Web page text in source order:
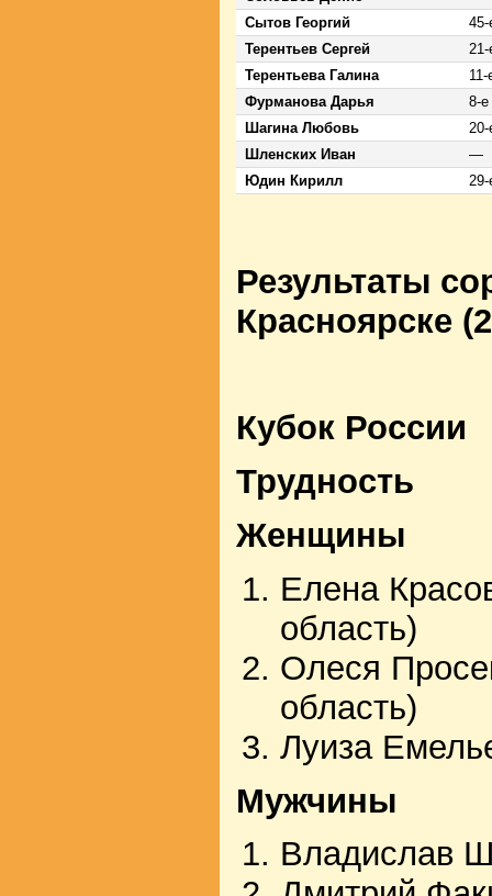
Сытов Георгий
45-
Терентьев Сергей
21-
Терентьева Галина
11-
Фурманова Дарья
8-е
Шагина Любовь
20-
Шленских Иван
—
Юдин Кирилл
29-
Результаты
Красноярске
Кубок России
Трудность
Женщины
Елена
область)
Олеся
область)
Луиза
Мужчины
Владислав